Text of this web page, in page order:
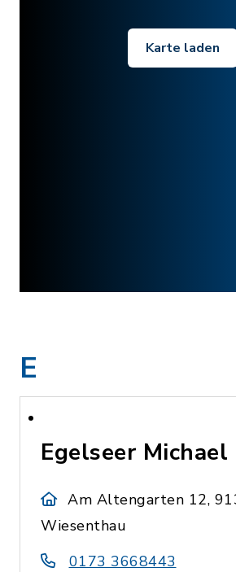
Karte laden
E
Egelseer Michael
Am Altengarten 12,
Wiesenthau
0173 3668443